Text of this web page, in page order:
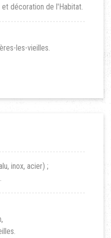
décoration de l'Habitat.
les-vieilles.
inox, acier) ;